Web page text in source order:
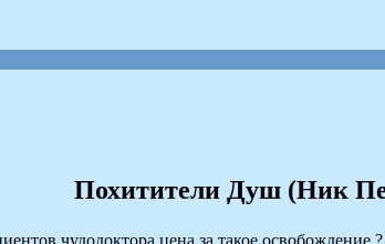
Похитители Душ (Ник
чудодоктора цена за такое